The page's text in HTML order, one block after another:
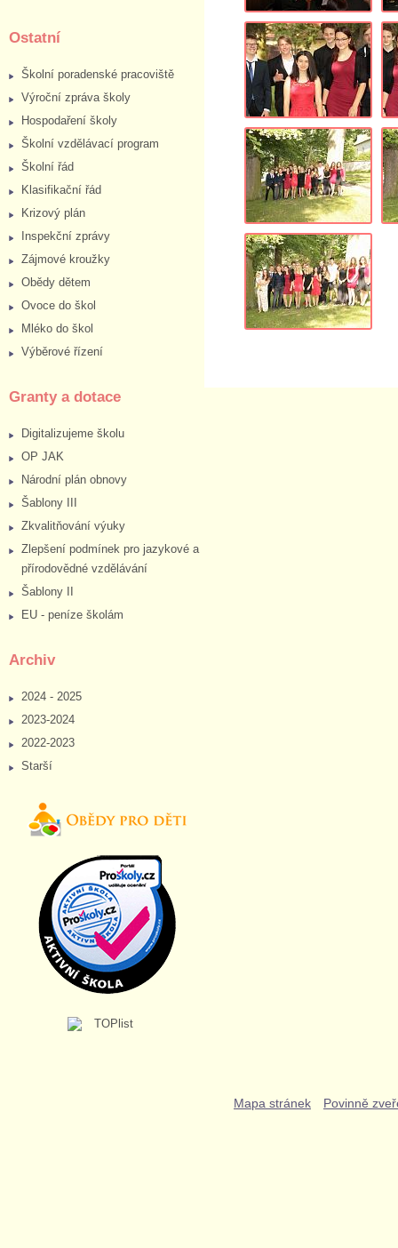
Ostatní
Školní poradenské pracoviště
Výroční zpráva školy
Hospodaření školy
Školní vzdělávací program
Školní řád
Klasifikační řád
Krizový plán
Inspekční zprávy
Zájmové kroužky
Obědy dětem
Ovoce do škol
Mléko do škol
Výběrové řízení
Granty a dotace
Digitalizujeme školu
OP JAK
Národní plán obnovy
Šablony III
Zkvalitňování výuky
Zlepšení podmínek pro jazykové a
přírodovědné vzdělávání
Šablony II
EU - peníze školám
Archiv
2024 - 2025
2023-2024
2022-2023
Starší
Mapa stránek Povinně